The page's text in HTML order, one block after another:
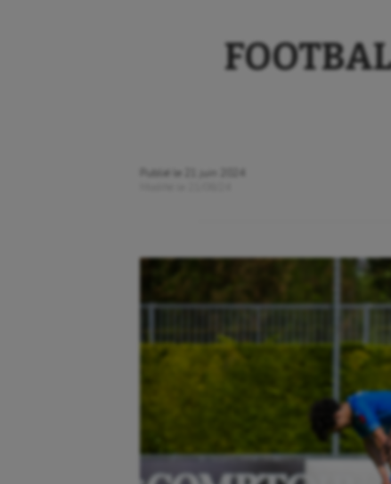
Publié le